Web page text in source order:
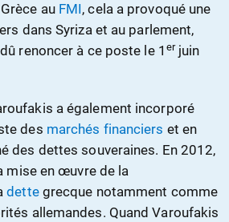
au FMI, cela a provoqué une
dans Syriza et au parlement,
renoncer à ce poste le 1 erjuin
a également incorporé
des marchés financiers et en
des dettes souveraines. En 2012,
mise en œuvre de la
dettegrecque notamment comme
allemandes. Quand Varoufakis